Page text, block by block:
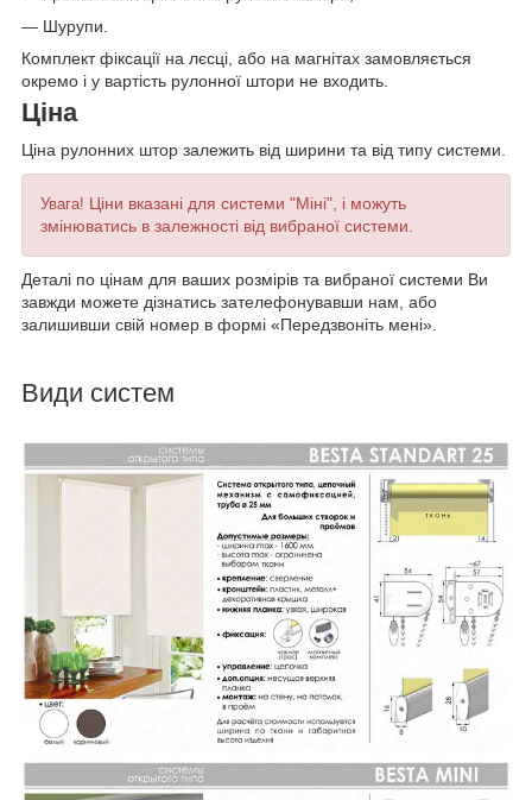
— Шурупи.
Комплект фіксації на лєсці, або на магнітах замовляється
окремо і у вартість рулонної штори не входить.
Ціна
Ціна рулонних штор залежить від ширини та від типу системи.
Увага! Ціни вказані для системи "Міні", і можуть
змінюватись в залежності від вибраної системи.
Деталі по цінам для ваших розмірів та вибраної системи Ви
завжди можете дізнатись зателефонувавши нам, або
залишивши свій номер в формі «Передзвоніть мені».
Види систем